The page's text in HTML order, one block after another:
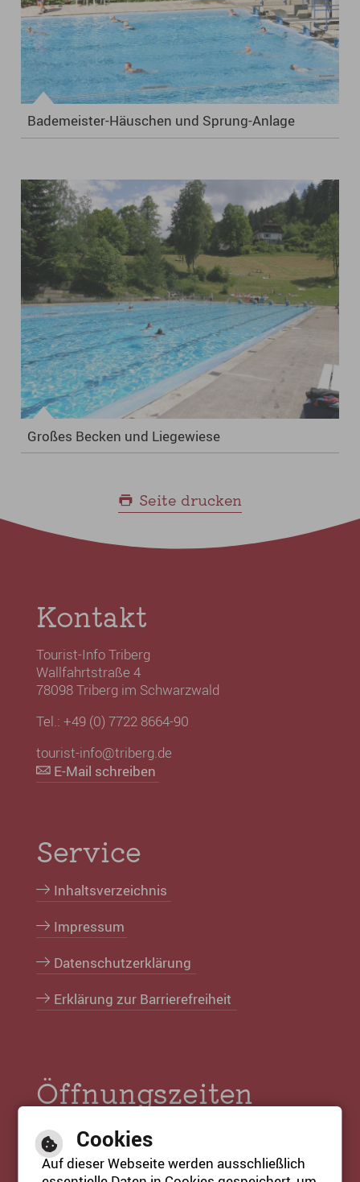
Bademeister-Häuschen und Sprung-Anlage
Großes Becken und Liegewiese
Seite drucken
Kontakt
Tourist-Info Triberg
Wallfahrtstraße 4
78098 Triberg im Schwarzwald
Tel.: +49 (0) 7722 8664-90
tourist-info@triberg.de
E-Mail schreiben
Öffnungszeiten
Tourist-Info:
Mo. bis Fr. 09:00 bis 17:00 Uhr
Sa. & So. 11:00 bis 17:00 Uhr
Service
Inhaltsverzeichnis
Impressum
Datenschutzerklärung
Erklärung zur Barrierefreiheit
Cookies
Auf dieser Webseite werden ausschließlich